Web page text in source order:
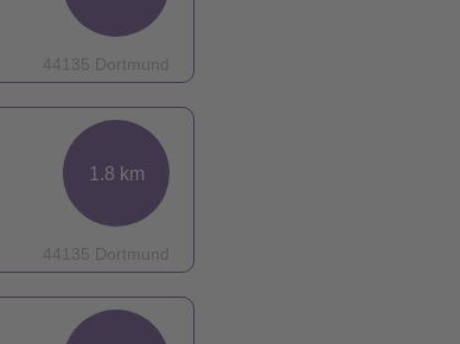
44135 Dortmund
1.8 km
44135 Dortmund